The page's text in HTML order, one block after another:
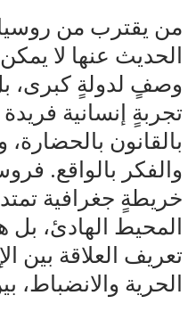
من يقترب من
الحديث عنها لا
وصفٍ لدولةٍ
تجربةٍ إنسانية
بالقانون بالحضارة،
والفكر بالواقع.
خريطةٍ جغرافية
المحيط الهادئ،
تعريف العلاقة بين
الحرية والانضباط،